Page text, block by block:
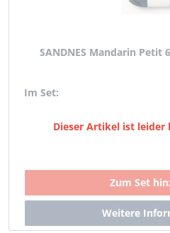
SANDNES Mandarin Petit
Im Set:
Dieser Artikel ist leider